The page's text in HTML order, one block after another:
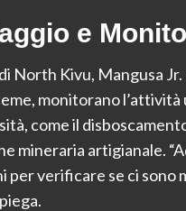
e
North Kivu, Mangusa
monitorano
come il
mineraria artigianale.
verificare se ci sono